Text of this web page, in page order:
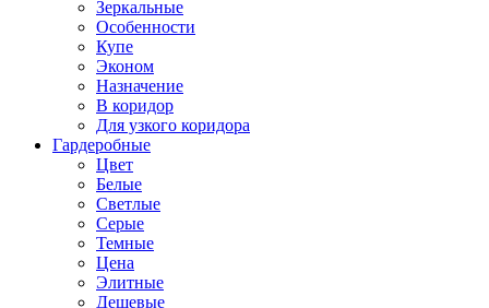
Зеркальные
Особенности
Купе
Эконом
Назначение
В коридор
Для узкого коридора
Гардеробные
Цвет
Белые
Светлые
Серые
Темные
Цена
Элитные
Дешевые